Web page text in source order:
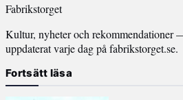
Fabrikstorget
Kultur, nyheter och rekommendationer
uppdaterat varje dag på fabrikstorget.se.
Fortsätt läsa